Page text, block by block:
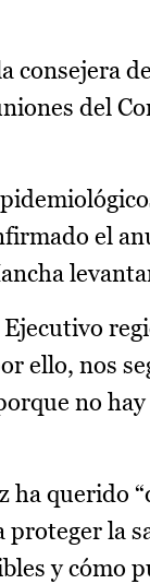
consejera
del
el
ello, nos
no
ha querido
la
y cómo